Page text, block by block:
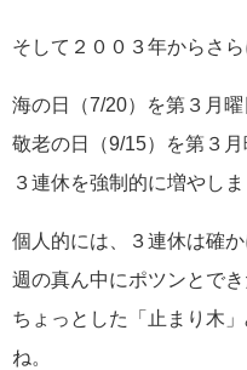
そして２００３年からさら
海の日（7/20）を第３月曜
敬老の日（9/15）を第３月
３連休を強制的に増やしま
個人的には、３連休は確か
週の真ん中にポツンとでき
ちょっとした「止まり木
ね。